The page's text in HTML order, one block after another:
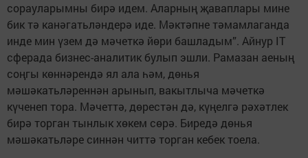
сорауларымны бирә идем. Аларның җаваплары мине
бик тә канәгатьләндерә иде. Мәктәпне тәмамлаганда
инде мин үзем дә мәчеткә йөри башладым”. Айнур IT
сферада бизнес-аналитик булып эшли. Рамазан аеның
соңгы көннәрендә ял ала һәм, дөнья
мәшәкатьләреннән арынып, вакытлыча мәчеткә
күченеп тора. Мәчеттә, дөрестән дә, күңелгә рәхәтлек
бирә торган тынлык хөкем сөрә. Биредә дөнья
мәшәкатьләре синнән читтә торган кебек тоела.